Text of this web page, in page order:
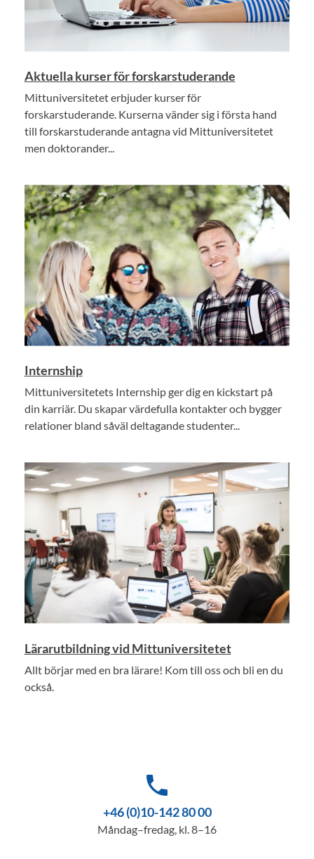
Aktuella kurser för forskarstuderande
Mittuniversitetet erbjuder kurser för
forskarstuderande. Kurserna vänder sig i första hand
till forskarstuderande antagna vid Mittuniversitetet
men doktorander...
Internship
Mittuniversitetets Internship ger dig en kickstart på
din karriär. Du skapar värdefulla kontakter och bygger
relationer bland såväl deltagande studenter...
Lärarutbildning vid Mittuniversitetet
Allt börjar med en bra lärare! Kom till oss och bli en du
också.
phone
+46 (0)10-142 80 00
Måndag–fredag, kl. 8–16